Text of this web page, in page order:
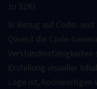
zu 32K).
In Bezug auf Code-
Qwen3 die Code-
Verständnisfähigkeiten
Erstellung visueller
Lage ist, hochwertigen